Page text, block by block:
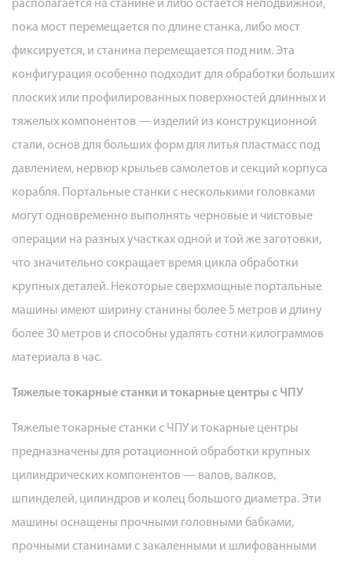
располагается на станине и либо остается неподвижной,
пока мост перемещается по длине станка, либо мост
фиксируется, и станина перемещается под ним. Эта
конфигурация особенно подходит для обработки больших
плоских или профилированных поверхностей длинных и
тяжелых компонентов — изделий из конструкционной
стали, основ для больших форм для литья пластмасс под
давлением, нервюр крыльев самолетов и секций корпуса
корабля. Портальные станки с несколькими головками
могут одновременно выполнять черновые и чистовые
операции на разных участках одной и той же заготовки,
что значительно сокращает время цикла обработки
крупных деталей. Некоторые сверхмощные портальные
машины имеют ширину станины более 5 метров и длину
более 30 метров и способны удалять сотни килограммов
материала в час.
Тяжелые токарные станки и токарные центры с ЧПУ
Тяжелые токарные станки с ЧПУ и токарные центры
предназначены для ротационной обработки крупных
цилиндрических компонентов — валов, валков,
шпинделей, цилиндров и колец большого диаметра. Эти
машины оснащены прочными головными бабками,
прочными станинами с закаленными и шлифованными